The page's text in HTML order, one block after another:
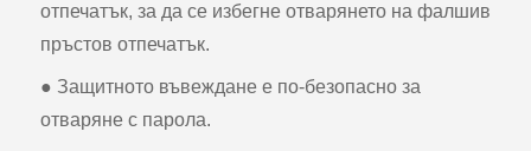
отпечатък, за да се избегне отварянето на фалшив
пръстов отпечатък.
● Защитното въвеждане е по-безопасно за
отваряне с парола.